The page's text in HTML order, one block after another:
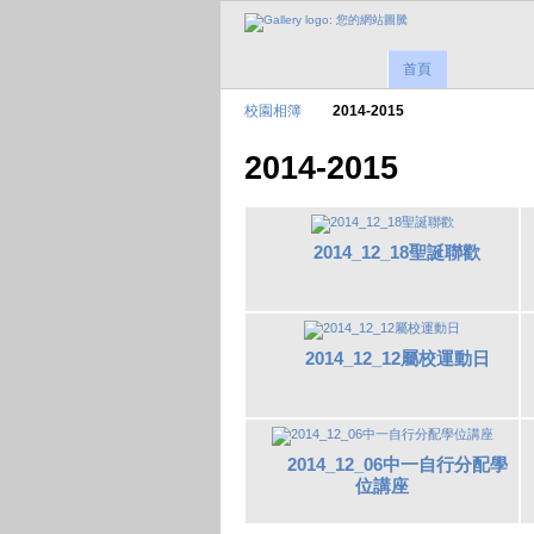
首頁
校園相簿 2014-2015
2014-2015
2014_12_18聖誕聯歡
2014_12_12屬校運動日
2014_12_06中一自行分配學
位講座